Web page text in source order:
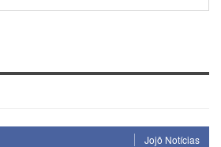
Jojô Notícias